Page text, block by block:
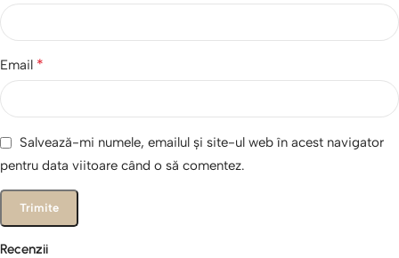
Recenzii
Email *
Salvează-mi numele, emailul și site-ul web în acest navigator
pentru data viitoare când o să comentez.